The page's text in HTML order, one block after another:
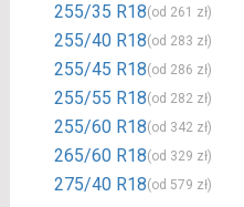
255/35 R18(od 261 zł)
255/40 R18(od 283 zł)
255/45 R18(od 286 zł)
255/55 R18(od 282 zł)
255/60 R18(od 342 zł)
265/60 R18(od 329 zł)
275/40 R18(od 579 zł)